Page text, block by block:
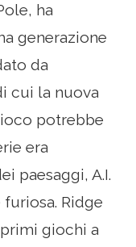
ha
generazione
da
cui la nuova
potrebbe
era
paesaggi, A.I.
Ridge
giochi a